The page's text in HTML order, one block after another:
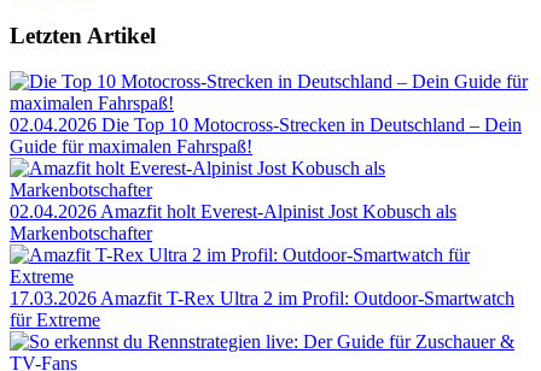
Letzten Artikel
02.04.2026 Die Top 10 Motocross-Strecken in Deutschland – Dein
Guide für maximalen Fahrspaß!
02.04.2026Amazfit holt Everest-Alpinist Jost Kobusch als
Markenbotschafter
17.03.2026Amazfit T-Rex Ultra 2 im Profil: Outdoor-Smartwatch
für Extreme